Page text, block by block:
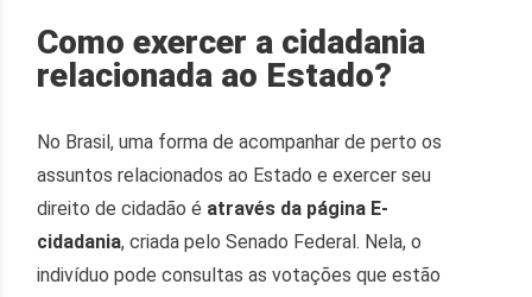
Como exercer a cidadania
relacionada ao Estado?
No Brasil, uma forma de acompanhar de perto os
assuntos relacionados ao Estado e exercer seu
direito de cidadão é através da página E-
cidadania, criada pelo Senado Federal. Nela, o
indivíduo pode consultas as votações que estão